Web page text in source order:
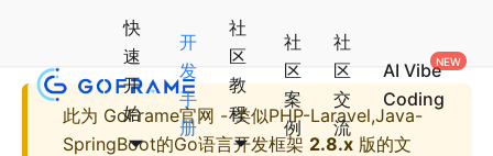
快
速
开
始
开
发
手
册
社
区
教
程
社
区
案
例
社
区
交
流
AI Vibe
Coding
此为 GoFrame官网 - 类似PHP-Laravel,Java-
SpringBoot的Go语言开发框架 2.8.x 版的文